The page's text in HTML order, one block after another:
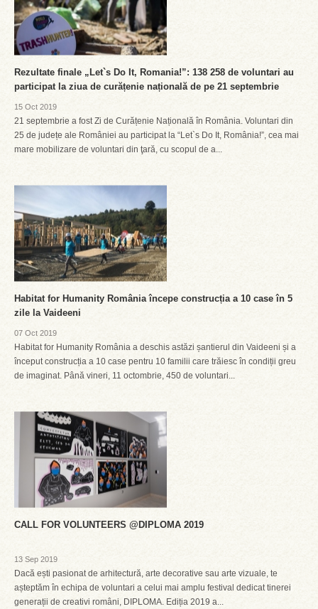
Rezultate finale „Let`s Do It, Romania!”: 138 258 de voluntari au
participat la ziua de curățenie națională de pe 21 septembrie
15 Oct 2019
21 septembrie a fost Zi de Curățenie Națională în România. Voluntari din
25 de județe ale României au participat la “Let`s Do It, România!”, cea mai
mare mobilizare de voluntari din ţară, cu scopul de a...
Habitat for Humanity România începe construcția a 10 case în 5
zile la Vaideeni
07 Oct 2019
Habitat for Humanity România a deschis astăzi șantierul din Vaideeni și a
început construcția a 10 case pentru 10 familii care trăiesc în condiții greu
de imaginat. Până vineri, 11 octombrie, 450 de voluntari...
CALL FOR VOLUNTEERS @DIPLOMA 2019
13 Sep 2019
Dacă ești pasionat de arhitectură, arte decorative sau arte vizuale, te
așteptăm în echipa de voluntari a celui mai amplu festival dedicat tinerei
generații de creativi români, DIPLOMA. Ediția 2019 a...